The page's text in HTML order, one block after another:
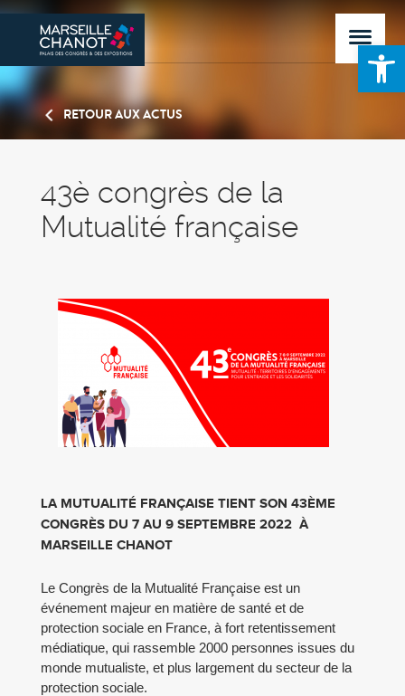
Ouvrir
RETOUR AUX ACTUS
43è congrès de la
Mutualité française
LA MUTUALITÉ FRANÇAISE TIENT SON 43ÈME
CONGRÈS DU 7 AU 9 SEPTEMBRE 2022 À
MARSEILLE CHANOT
Le Congrès de la Mutualité Française est un
événement majeur en matière de santé et de
protection sociale en France, à fort retentissement
médiatique, qui rassemble 2000 personnes issues du
monde mutualiste, et plus largement du secteur de la
protection sociale.